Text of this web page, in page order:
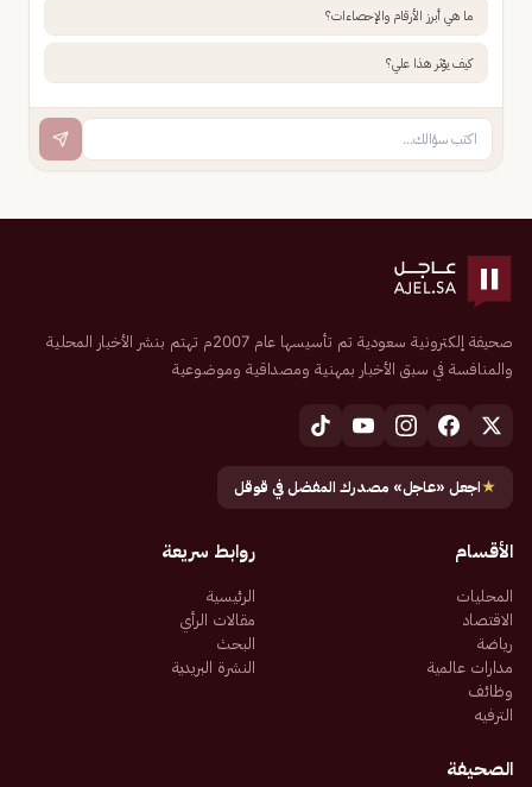
ما هي أبرز الأرقام والإحصاءات؟
كيف يؤثر هذا علي؟
صحيفة إلكترونية سعودية تم تأسيسها عام 2007م تهتم بنشر الأخبار المحلية
والمنافسة في سبق الأخبار بمهنية ومصداقية وموضوعية
★اجعل «عاجل» مصدرك المفضل في قوقل
الأقسام
المحليات
الاقتصاد
رياضة
مدارات عالمية
وظائف
الترفيه
روابط سريعة
الرئيسية
مقالات الرأي
البحث
النشرة البريدية
الصحيفة